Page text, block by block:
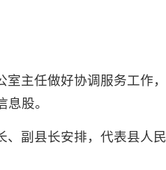
室主任做好协调服务工作
息股。
、副县长安排，代表县人